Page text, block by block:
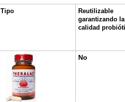
Tipo
Reutilizable
garantizando
calidad
No